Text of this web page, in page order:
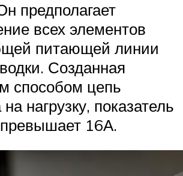
предполагает
всех элементов
питающей линии
Созданная
способом цепь
нагрузку, показатель
16А.